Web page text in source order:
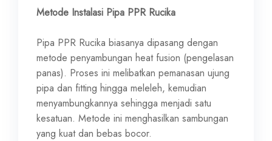
Metode Instalasi Pipa PPR Rucika
Pipa PPR Rucika biasanya dipasang dengan
metode penyambungan heat fusion (pengelasan
panas). Proses ini melibatkan pemanasan ujung
pipa dan fitting hingga meleleh, kemudian
menyambungkannya sehingga menjadi satu
kesatuan. Metode ini menghasilkan sambungan
yang kuat dan bebas bocor.